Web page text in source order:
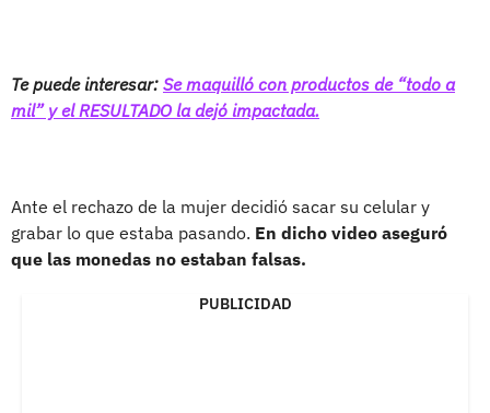
Te puede interesar: Se maquilló con productos de “todo a
mil” y el RESULTADO la dejó impactada.
Ante el rechazo de la mujer decidió sacar su celular y
grabar lo que estaba pasando. En dicho video aseguró
que las monedas no estaban falsas.
PUBLICIDAD